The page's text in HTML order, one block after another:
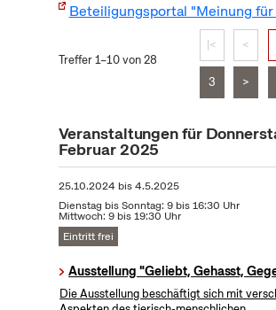
Beteiligungsportal "Meinung für
Treffer 1–10 von 28
|< <
3 >
Veranstaltungen für
Februar 2025
25.10.2024 bis4.5.2025
Dienstag bis Sonntag: 9 bis 16:30 Uhr
Mittwoch: 9 bis 19:30 Uhr
Eintritt frei
Ausstellung "Geliebt, Gehasst,
Die Ausstellung beschäftigt sich mit